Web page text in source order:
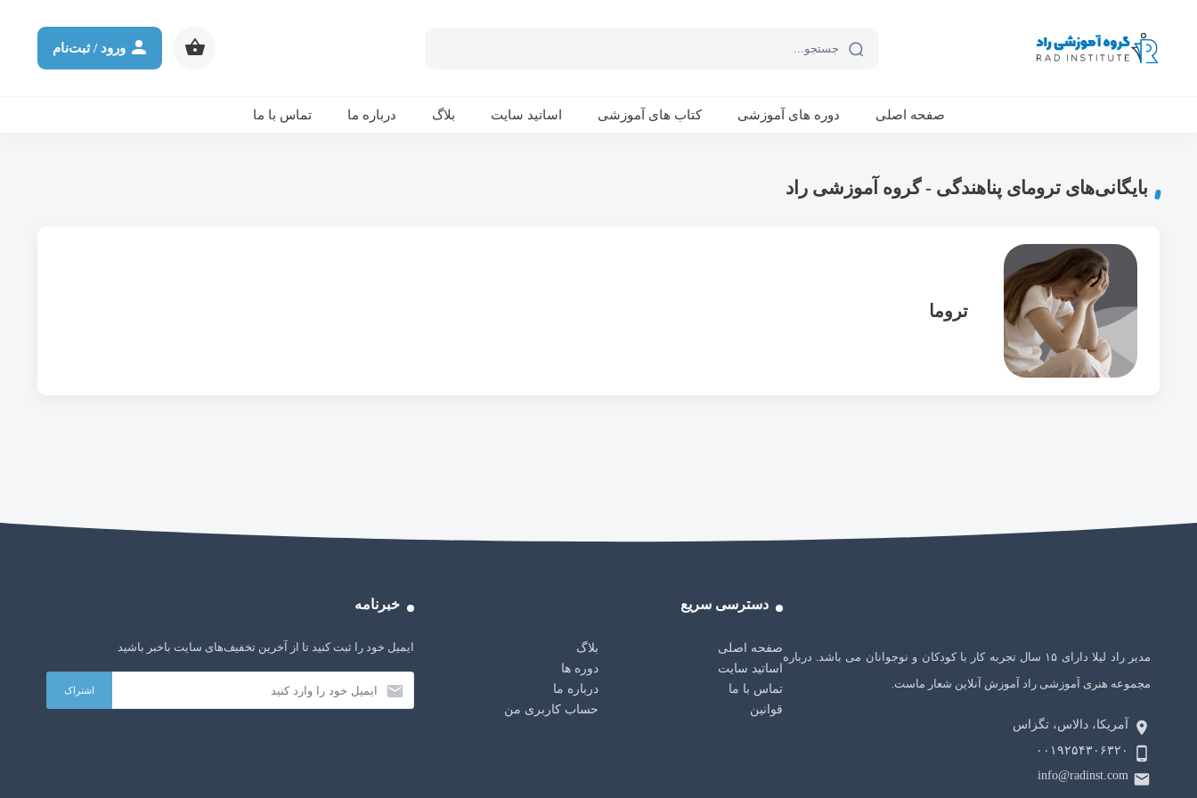
ورود / ثبت‌نام
صفحه اصلی دوره های آموزشی کتاب های آموزشی اساتید سایت بلاگ درباره ما تماس با ما
بایگانی‌های ترومای پناهندگی - گروه آموزشی راد
تروما
مدیر راد لیلا دارای ۱۵ سال تجربه کار با کودکان و نوجوانان می باشد. درباره
مجموعه هنری آموزشی راد آموزش آنلاین شعار ماست.
آمریکا، دالاس، تگزاس
۰۰۱۹۲۵۴۳۰۶۳۲۰
info@radinst.com
دسترسی سریع
صفحه اصلی
بلاگ
اساتید سایت
دوره ها
تماس با ما
درباره ما
قوانین
حساب کاربری من
خبرنامه
ایمیل خود را ثبت کنید تا از آخرین تخفیف‌های سایت باخبر باشید